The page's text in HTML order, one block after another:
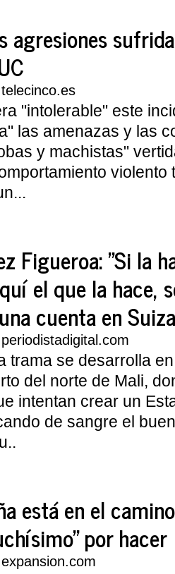
agresiones
"intolerable" este
las amenazas y las
y machistas"
violento
Figueroa: "Si la
el que la hace,
cuenta en
trama se desarrolla
del norte de Mali,
intentan crear un
de sangre el
está en el
por hacer